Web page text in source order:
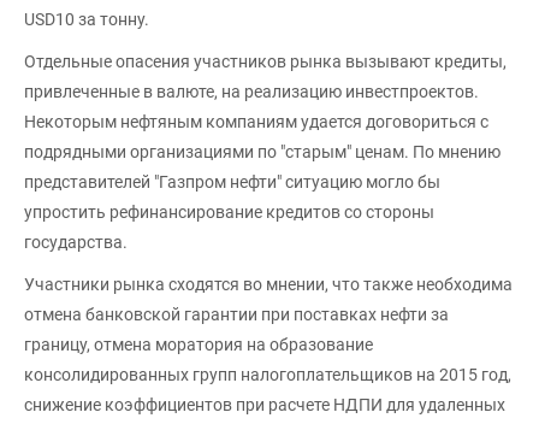
USD10 за тонну.
Отдельные опасения участников рынка вызывают кредиты,
привлеченные в валюте, на реализацию инвестпроектов.
Некоторым нефтяным компаниям удается договориться с
подрядными организациями по "старым" ценам. По мнению
представителей "Газпром нефти" ситуацию могло бы
упростить рефинансирование кредитов со стороны
государства.
Участники рынка сходятся во мнении, что также необходима
отмена банковской гарантии при поставках нефти за
границу, отмена моратория на образование
консолидированных групп налогоплательщиков на 2015 год,
снижение коэффициентов при расчете НДПИ для удаленных